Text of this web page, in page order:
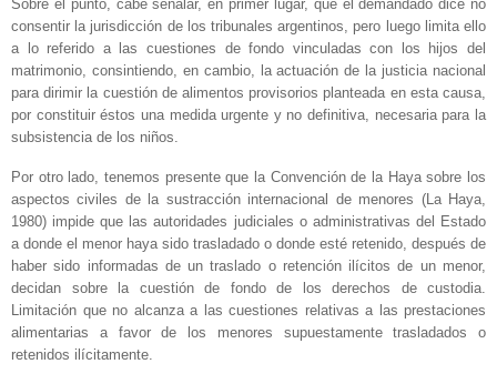
Sobre el punto, cabe señalar, en primer lugar, que el demandado dice no
consentir la jurisdicción de los tribunales argentinos, pero luego limita ello
a lo referido a las cuestiones de fondo vinculadas con los hijos del
matrimonio, consintiendo, en cambio, la actuación de la justicia nacional
para dirimir la cuestión de alimentos provisorios planteada en esta causa,
por constituir éstos una medida urgente y no definitiva, necesaria para la
subsistencia de los niños.
Por otro lado, tenemos presente que la Convención de la Haya sobre los
aspectos civiles de la sustracción internacional de menores (La Haya,
1980) impide que las autoridades judiciales o administrativas del Estado
a donde el menor haya sido trasladado o donde esté retenido, después de
haber sido informadas de un traslado o retención ilícitos de un menor,
decidan sobre la cuestión de fondo de los derechos de custodia.
Limitación que no alcanza a las cuestiones relativas a las prestaciones
alimentarias a favor de los menores supuestamente trasladados o
retenidos ilícitamente.